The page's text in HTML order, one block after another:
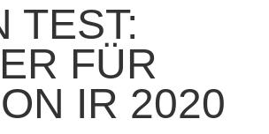
TEST:
FÜR
IR 2020